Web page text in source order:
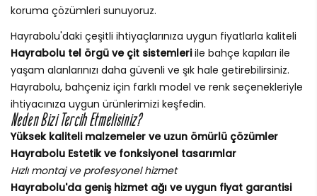
koruma çözümleri sunuyoruz.
Hayrabolu'daki çeşitli ihtiyaçlarınıza uygun fiyatlarla kaliteli
Hayrabolu tel örgü ve çit sistemleriile bahçe kapıları ile
yaşam alanlarınızı daha güvenli ve şık hale getirebilirsiniz.
Hayrabolu, bahçeniz için farklı model ve renk seçenekleriyle
ihtiyacınıza uygun ürünlerimizi keşfedin.
Neden Bizi Tercih Etmelisiniz?
Yüksek kaliteli malzemeler ve uzun ömürlü çözümler
Hayrabolu Estetik ve fonksiyonel tasarımlar
Hızlı montaj ve profesyonel hizmet
Hayrabolu'da geniş hizmet ağı ve uygun fiyat garantisi